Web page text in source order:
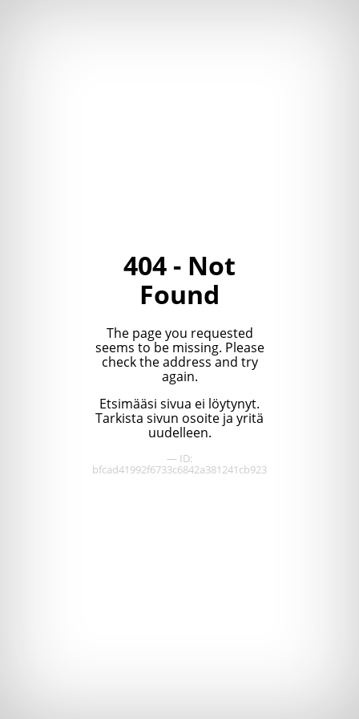
404 - Not
Found
The page you requested
seems to be missing. Please
check the address and try
again.
Etsimääsi sivua ei löytynyt.
Tarkista sivun osoite ja yritä
uudelleen.
— ID:
bfcad41992f6733c6842a381241cb923